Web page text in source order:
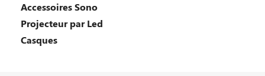
Accessoires Sono
Projecteur par Led
Casques